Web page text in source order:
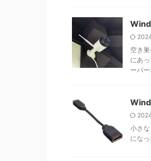
空き
にあ
ーパ
小さ
にな